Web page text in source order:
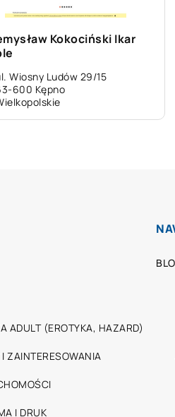
Kokociński Ikar
Wiosny Ludów 29/15
600 Kępno
ADULT (EROTYKA, HAZARD)
I ZAINTERESOWANIA
I DRUK